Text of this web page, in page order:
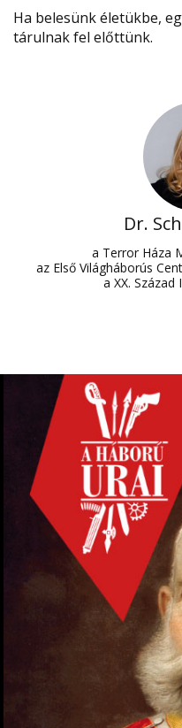
Ha belesünk életükbe,
tárulnak fel előttünk.
Dr.
a Terror Háza
az Első Világháborús
a XX.